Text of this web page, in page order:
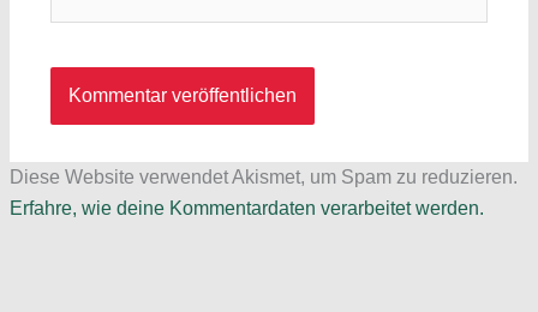
Diese Website verwendet Akismet, um Spam zu reduzieren.
Erfahre, wie deine Kommentardaten verarbeitet werden.